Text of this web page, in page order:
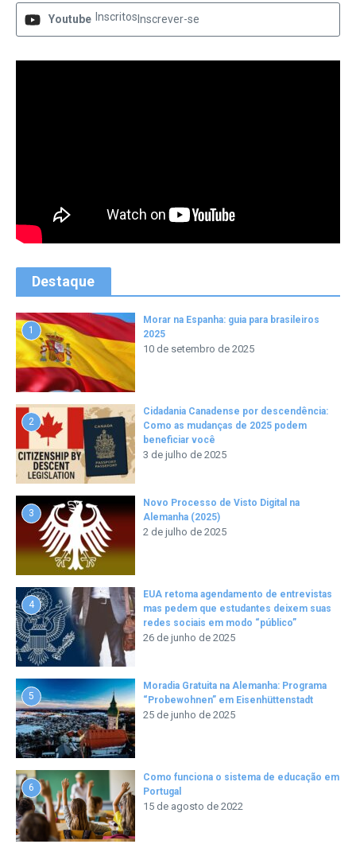
Youtube Inscritos Inscrever-se
Destaque
1
Morar na Espanha: guia para brasileiros
2025
10 de setembro de 2025
2
Cidadania Canadense por descendência:
Como as mudanças de 2025 podem
beneficiar você
3 de julho de 2025
3
Novo Processo de Visto Digital na
Alemanha (2025)
2 de julho de 2025
4
EUA retoma agendamento de entrevistas
mas pedem que estudantes deixem suas
redes sociais em modo “público”
26 de junho de 2025
5
Moradia Gratuita na Alemanha: Programa
“Probewohnen” em Eisenhüttenstadt
25 de junho de 2025
6
Como funciona o sistema de educação em
Portugal
15 de agosto de 2022